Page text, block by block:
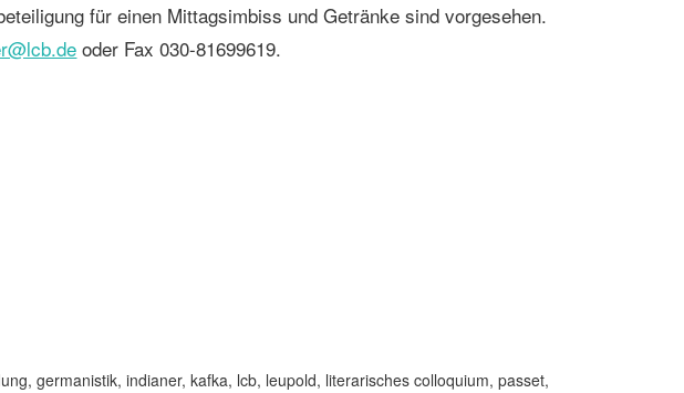
für einen Mittagsimbiss und Getränke sind vorgesehen.
oder Fax 030-81699619.
,germanistik,indianer,kafka, lcb, leupold, literarisches colloquium,passet,